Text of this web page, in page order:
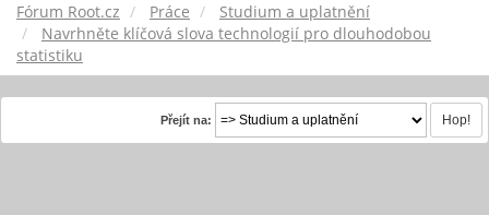
Fórum Root.cz Práce
Studium a uplatnění
Navrhněte klíčová slova technologií pro dlouhodobou
statistiku
Přejít na: